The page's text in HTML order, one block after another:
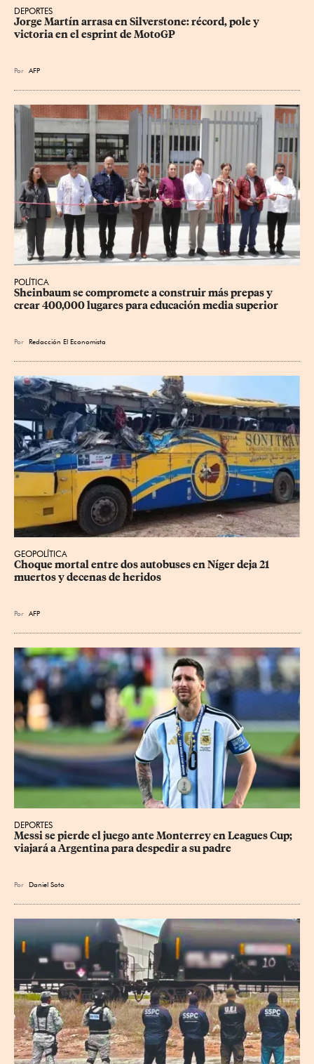
DEPORTES
Jorge Martín arrasa en Silverstone: récord, pole y
victoria en el esprint de MotoGP
Por AFP
POLÍTICA
Sheinbaum se compromete a construir más prepas y
crear 400,000 lugares para educación media superior
Por Redacción El Economista
GEOPOLÍTICA
Choque mortal entre dos autobuses en Níger deja 21
muertos y decenas de heridos
Por AFP
DEPORTES
Messi se pierde el juego ante Monterrey en Leagues Cup;
viajará a Argentina para despedir a su padre
Por Daniel Soto